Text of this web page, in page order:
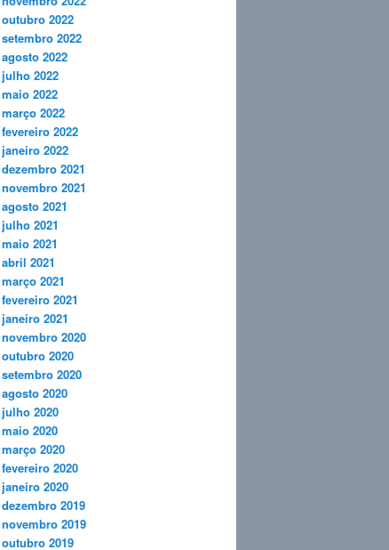
outubro 2022
setembro 2022
agosto 2022
julho 2022
maio 2022
março 2022
fevereiro 2022
janeiro 2022
dezembro 2021
novembro 2021
agosto 2021
julho 2021
maio 2021
abril 2021
março 2021
fevereiro 2021
janeiro 2021
novembro 2020
outubro 2020
setembro 2020
agosto 2020
julho 2020
maio 2020
março 2020
fevereiro 2020
janeiro 2020
dezembro 2019
novembro 2019
outubro 2019